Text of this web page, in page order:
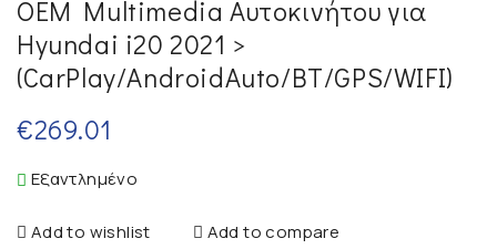
OEM Multimedia Αυτοκινήτου για
Hyundai i20 2021 >
(CarPlay/AndroidAuto/BT/GPS/WIFI)
€269.01
Εξαντλημένο
Add to wishlist Add to compare